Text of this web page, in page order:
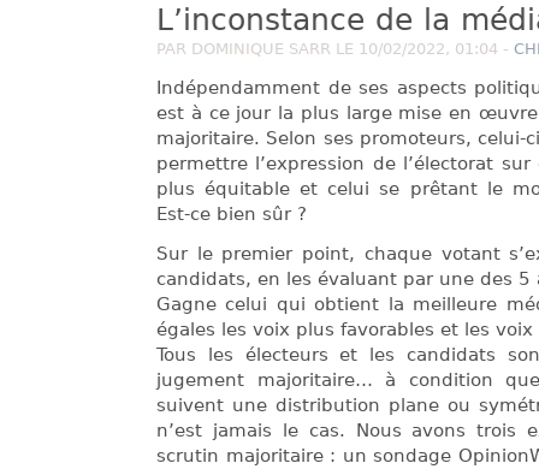
L’inconstance de la
PAR DOMINIQUE SARR LE 10/02/2022, 01:04 -
Indépendamment de ses aspects
est à ce jour la plus large mise en
majoritaire. Selon ses promoteurs, celui-
permettre l’expression de l’électorat
plus équitable et celui se prêtant le
Est-ce bien sûr ?
Sur le premier point, chaque votant
candidats, en les évaluant par une des
Gagne celui qui obtient la meilleure
égales les voix plus favorables et les
Tous les électeurs et les candidats
jugement majoritaire… à condition
suivent une distribution plane ou
n’est jamais le cas. Nous avons trois
scrutin majoritaire : un sondage